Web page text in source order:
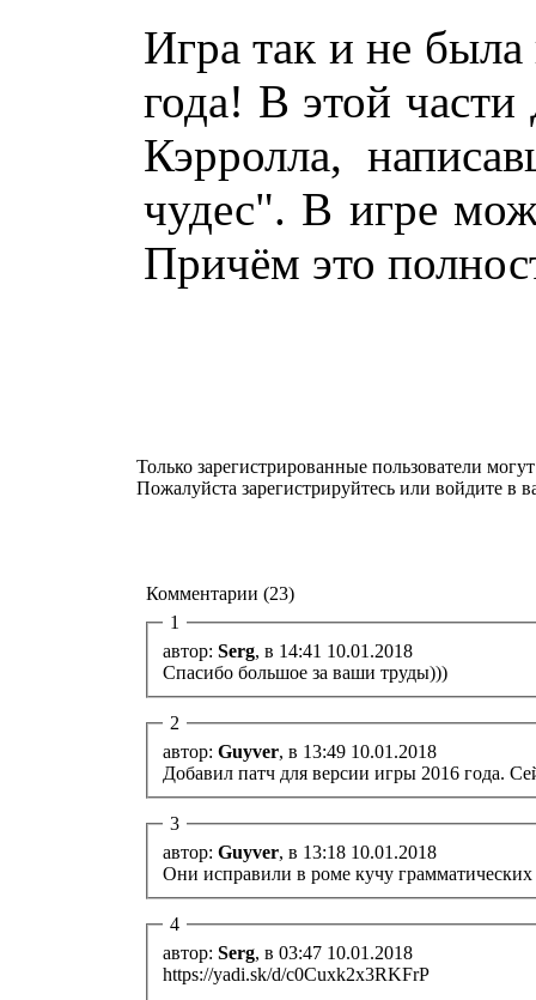
Игра так и не
года! В этой
Кэрролла,
чудес". В игре
Причём это
Только зарегистрированные пользователи
Пожалуйста зарегистрируйтесь или войдите в
Комментарии (23)
1
автор: Serg, в 14:41 10.01.2018
Спасибо большое за ваши труды)))
2
автор: Guyver, в 13:49 10.01.2018
Добавил патч для версии игры 2016 года.
3
автор: Guyver, в 13:18 10.01.2018
Они исправили в роме кучу
4
автор: Serg, в 03:47 10.01.2018
https://yadi.sk/d/c0Cuxk2x3RKFrP